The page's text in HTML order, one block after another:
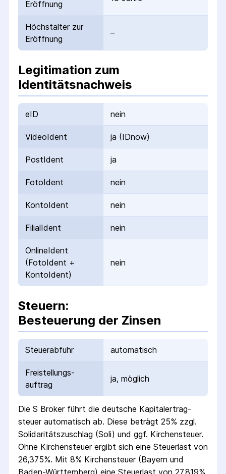
Eröffnung
Höchstalter zur
Eröffnung
–
Legitimation zum
Identitätsnachweis
eID nein
VideoIdent ja (IDnow)
PostIdent ja
FotoIdent nein
KontoIdent nein
FilialIdent nein
OnlineIdent
(FotoIdent +
KontoIdent)
nein
Steuern:
Besteuerung der Zinsen
Steuerabfuhr automatisch
Freistellungs­
auftrag
ja, möglich
Die S Brokerführt die deutsche Kapital­ertrag­
steuer automatisch ab. Diese beträgt 25% zzgl.
Solidaritäts­zuschlag (Soli) und ggf. Kirchensteuer.
Ohne Kirchensteuer ergibt sich eine Steuerlast von
26,375%. Mit 8% Kirchensteuer (Bayern und
Baden-Württemberg) eine Steuerlast von 27,819%.